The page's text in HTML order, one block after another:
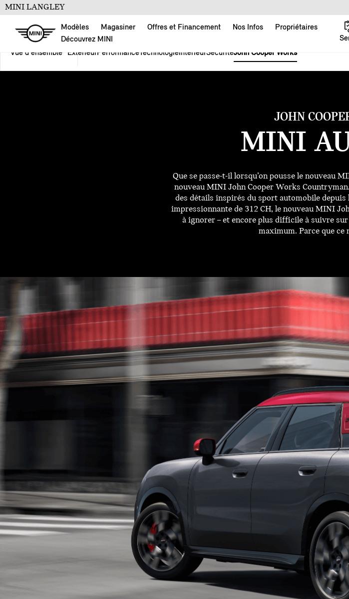
MINI LANGLEY
Modèles Magasiner Offres et Financement Nos Infos
Propriétaires
Découvrez MINI
Vue d'ensemble
ExtérieurPerformanceTechnologieIntérieurSécuritéJohn Cooper Works
JOHN
MINI
Que se passe-t-il lorsqu’on pousse le nouveau
nouveau MINI John Cooper Works
des détails inspirés du sport automobile depuis
impressionnante de 312 CH, le nouveau MINI
à ignorer – et encore plus difficile à suivre
maximum. Parce que ce